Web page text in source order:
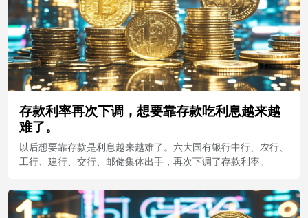
存款利率再次下调，想要靠存款吃利息越来越
难了。
以后想要靠存款是利息越来越难了。六大国有银行中行、农行、
工行、建行、交行、邮储集体出手，再次下调了存款利率。